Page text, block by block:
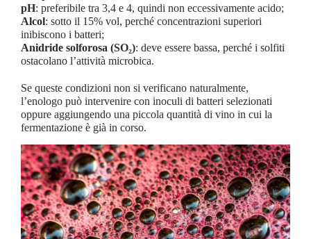
pH: preferibile tra 3,4 e 4, quindi non eccessivamente acido;
Alcol: sotto il 15% vol, perché concentrazioni superiori
inibiscono i batteri;
Anidride solforosa (SO₂): deve essere bassa, perché i solfiti
ostacolano l’attività microbica.
Se queste condizioni non si verificano naturalmente,
l’enologo può intervenire con inoculi di batteri selezionati
oppure aggiungendo una piccola quantità di vino in cui la
fermentazione è già in corso.